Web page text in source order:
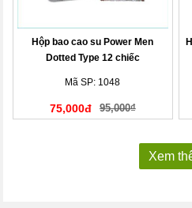
Hộp bao cao su Power Men
Dotted Type 12 chiếc
Mã SP: 1048
75,000đ 95,000₫
Xem